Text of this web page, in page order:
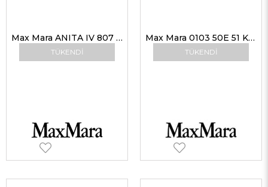
TÜKENDI
Max Mara ANITA IV 807 9O 56 Max Mara Güneş Gözlüğü
TÜKENDI
Max Mara 0103 50E 51 Kadın Güneş Gözlükleri